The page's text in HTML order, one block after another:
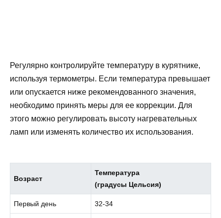
Регулярно контролируйте температуру в курятнике,
используя термометры. Если температура превышает
или опускается ниже рекомендованного значения,
необходимо принять меры для ее коррекции. Для
этого можно регулировать высоту нагревательных
ламп или изменять количество их использования.
Возраст
Температура
(градусы Цельсия)
Первый день 32-34